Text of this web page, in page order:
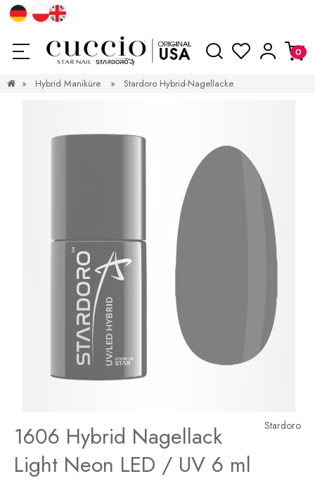
» Hybrid Maniküre » Stardoro Hybrid-Nagellacke
Stardoro
1606 Hybrid Nagellack
Light Neon LED / UV 6 ml